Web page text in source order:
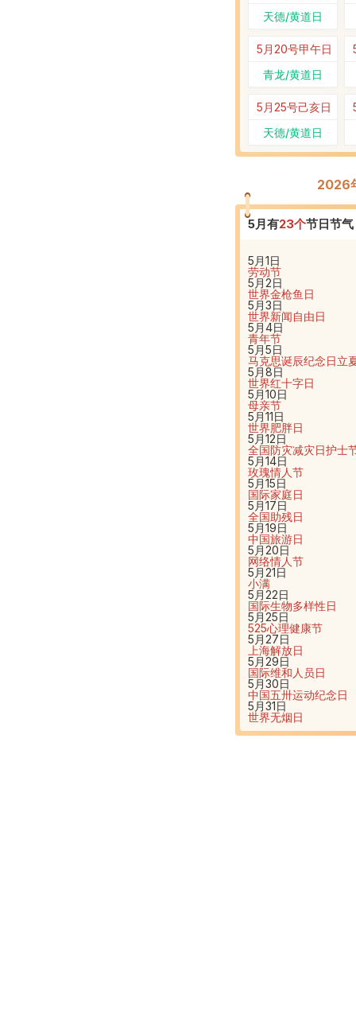
天德/黄道日
5月20号甲午日
青龙/黄道日
5月25号己亥日
天德/黄道日
2026
5月有23个节日节气
5月1日
劳动节
5月2日
世界金枪鱼日
5月3日
世界新闻自由日
5月4日
青年节
5月5日
马克思诞辰纪念日立
5月8日
世界红十字日
5月10日
母亲节
5月11日
世界肥胖日
5月12日
全国防灾减灾日护士
5月14日
玫瑰情人节
5月15日
国际家庭日
5月17日
全国助残日
5月19日
中国旅游日
5月20日
网络情人节
5月21日
小满
5月22日
国际生物多样性日
5月25日
525心理健康节
5月27日
上海解放日
5月29日
国际维和人员日
5月30日
中国五卅运动纪念日
5月31日
世界无烟日